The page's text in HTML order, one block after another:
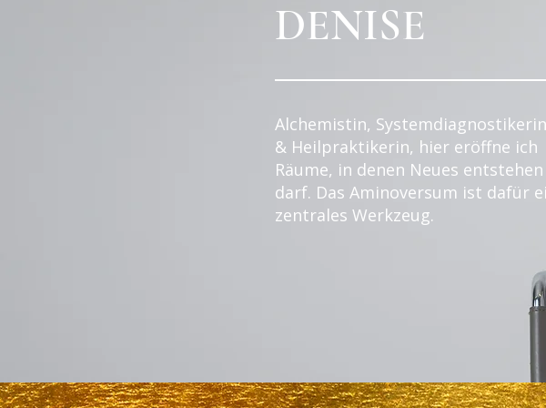
DENISE
Alchemistin, Systemdiagnostikerin
& Heilpraktikerin, hier eröffne ich
Räume, in denen Neues entstehen
darf. Das Aminoversum ist dafür
zentrales Werkzeug.